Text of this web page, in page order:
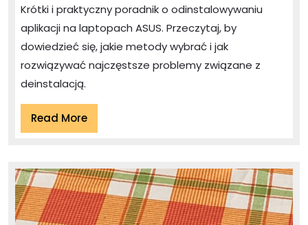
na
laptopie
ASUS
—
Krótki i praktyczny poradnik o odinstalowywaniu
aplikacji na laptopach ASUS. Przeczytaj, by
dowiedzieć się, jakie metody wybrać i jak
rozwiązywać najczęstsze problemy związane z
deinstalacją.
Read MoreRead
More